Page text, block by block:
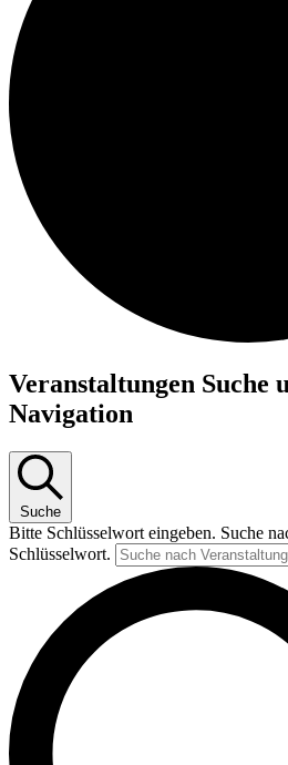
Veranstaltungen
Veranstaltungen Suche
Navigation
Suche
Bitte Schlüsselwort eingeben. Suche
Schlüsselwort.